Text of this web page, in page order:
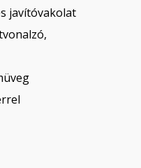
javítóvakolat